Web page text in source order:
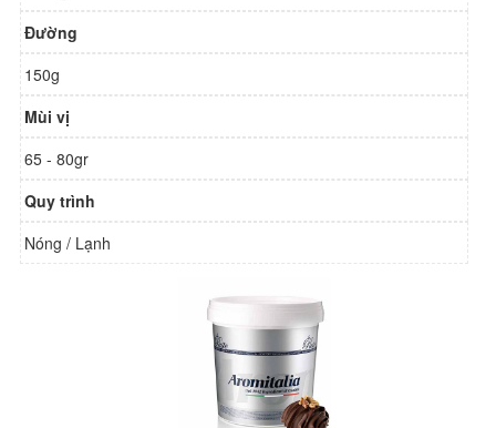
Đường
150g
Mùi vị
65 - 80gr
Quy trình
Nóng / Lạnh